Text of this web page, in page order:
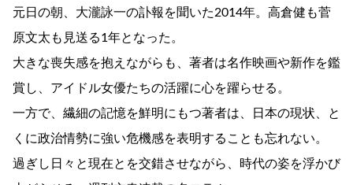
元日の朝、大瀧詠一の訃報を聞いた2014年。高倉健も菅
原文太も見送る1年となった。
大きな喪失感を抱えながらも、著者は名作映画や新作を鑑
賞し、アイドル女優たちの活躍に心を躍らせる。
一方で、繊細の記憶を鮮明にもつ著者は、日本の現状、と
くに政治情勢に強い危機感を表明することも忘れない。
過ぎし日々と現在とを交錯させながら、時代の姿を浮かび